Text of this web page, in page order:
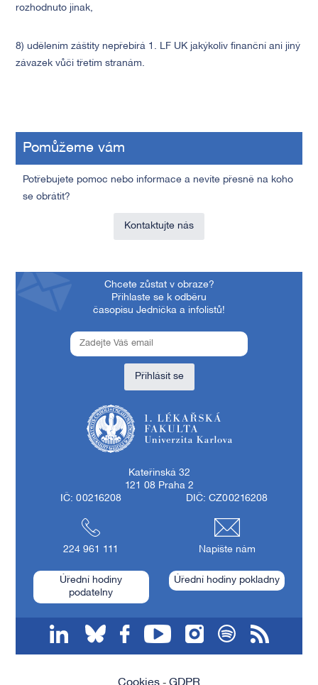
rozhodnuto jinak,
8) udělením záštity nepřebírá 1. LF UK jakýkoliv finanční ani jiný
závazek vůči třetím stranám.
Pomůžeme vám
Potřebujete pomoc nebo informace a nevíte přesně na koho
se obrátit?
Kontaktujte nás
Chcete zůstat v obraze?
Přihlaste se k odběru
časopisu Jednička a infolistů!
Přihlásit se
Kateřinská 32
121 08 Praha 2
IČ: 00216208
DIČ: CZ00216208
224 961 111 Napište nám
Úřední hodiny
podatelny
Úřední hodiny pokladny
Cookies GDPR